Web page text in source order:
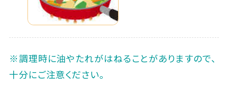
※調理時に油やたれがはねることがありますので、
十分にご注意ください。